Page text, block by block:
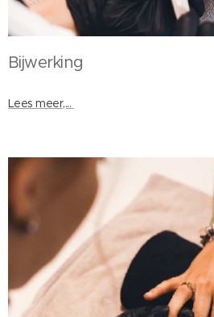
Bijwerking
Lees meer,...